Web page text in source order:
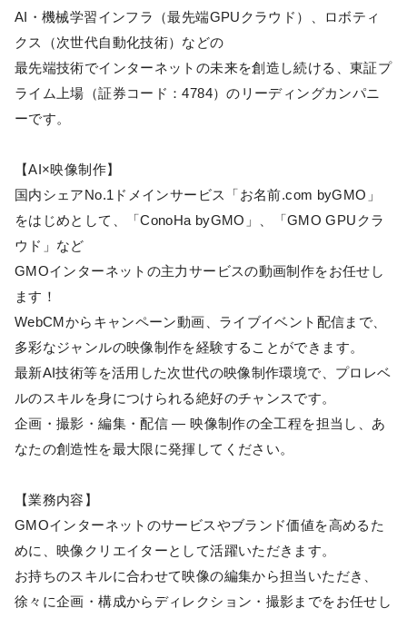
AI・機械学習インフラ（最先端GPUクラウド）、ロボティ
クス（次世代自動化技術）などの
最先端技術でインターネットの未来を創造し続ける、東証プ
ライム上場（証券コード：4784）のリーディングカンパニ
ーです。
【AI×映像制作】
国内シェアNo.1ドメインサービス「お名前.com byGMO」
をはじめとして、「ConoHa byGMO」、「GMO GPUクラ
ウド」など
GMOインターネットの主力サービスの動画制作をお任せし
ます！
WebCMからキャンペーン動画、ライブイベント配信まで、
多彩なジャンルの映像制作を経験することができます。
最新AI技術等を活用した次世代の映像制作環境で、プロレベ
ルのスキルを身につけられる絶好のチャンスです。
企画・撮影・編集・配信 — 映像制作の全工程を担当し、あ
なたの創造性を最大限に発揮してください。
【業務内容】
GMOインターネットのサービスやブランド価値を高めるた
めに、映像クリエイターとして活躍いただきます。
お持ちのスキルに合わせて映像の編集から担当いただき、
徐々に企画・構成からディレクション・撮影までをお任せし